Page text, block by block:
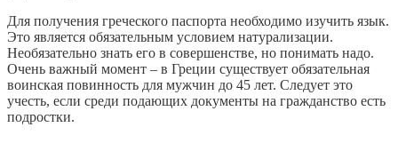
Для получения греческого паспорта необходимо изучить язык.
Это является обязательным условием натурализации.
Необязательно знать его в совершенстве, но понимать надо.
Очень важный момент – в Греции существует обязательная
воинская повинность для мужчин до 45 лет. Следует это
учесть, если среди подающих документы на гражданство есть
подростки.